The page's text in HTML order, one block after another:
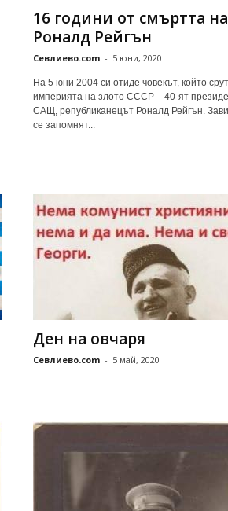
16 години от смъртта на
Роналд Рейгън
Севлиево.com - 5 юни, 2020
На 5 юни 2004 си отиде човекът, който
империята на злото СССР – 40-ят
САЩ, републиканецът Роналд Рейгън.
се запомнят...
Ден на овчаря
Севлиево.com - 5 май, 2020